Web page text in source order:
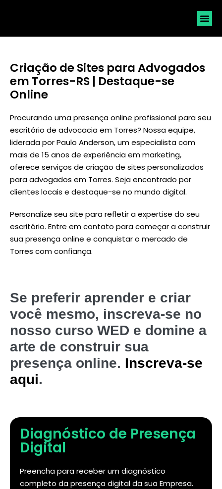
Criação de Sites para Advogados
em Torres-RS | Destaque-se
Online
Procurando uma presença online profissional para seu
escritório de advocacia em Torres? Nossa equipe,
liderada porPaulo Anderson, um especialista com
mais de 15 anos de experiência em marketing,
oferece serviços de criação de sites personalizados
para advogados em Torres. Seja encontrado por
clientes locais e destaque-se no mundo digital.
Personalize seu site para refletir a expertise do seu
escritório. Entre em contato para começar a construir
sua presença online e conquistar o mercado de
Torres com confiança.
Se preferir aprender e criar
você mesmo, inscreva-se no
nosso curso WED e domine a
arte de construir sua
presença online. Inscreva-se
aqui.
Diagnóstico de Presença
Digital
Preencha para receber um diagnóstico
completo da presença digital da sua Empresa.